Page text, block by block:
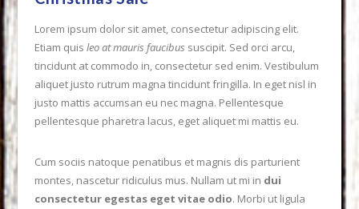
Lorem ipsum dolor sit amet, consectetur adipiscing elit.
Etiam quis leo at mauris faucibus suscipit. Sed orci arcu,
tincidunt at commodo in, consectetur sed enim. Vestibulum
aliquet justo rutrum magna tincidunt fringilla. In eget nisl in
justo mattis accumsan eu nec magna. Pellentesque
pellentesque pharetra lacus, eget aliquet mi mattis eu.
Cum sociis natoque penatibus et magnis dis parturient
montes, nascetur ridiculus mus. Nullam ut mi in dui
consectetur egestas eget vitae odio. Morbi ut ligula